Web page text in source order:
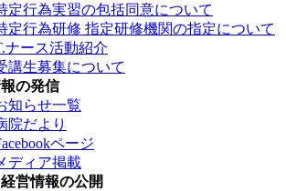
定行為実習の包括同意について
定行為研修 指定研修機関の指定について
ナース活動紹介
講生募集について
の発信
知らせ一覧
院だより
ページ
ディア掲載
営情報の公開